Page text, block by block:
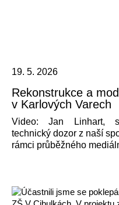
19. 5. 2026
Rekonstrukce a
v Karlových Varech
Video: Jan Linhart,
technický dozor z naší
rámci průběžného